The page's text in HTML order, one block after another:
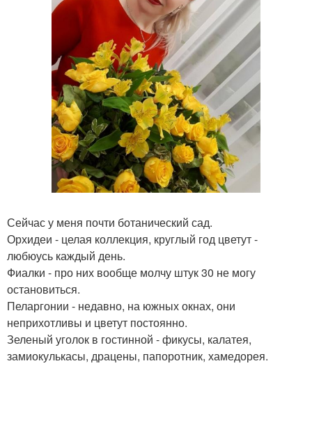
Сейчас у меня почти ботанический сад.
Орхидеи - целая коллекция, круглый год цветут -
любюусь каждый день.
Фиалки - про них вообще молчу штук 30 не могу
остановиться.
Пеларгонии - недавно, на южных окнах, они
неприхотливы и цветут постоянно.
Зеленый уголок в гостинной - фикусы, калатея,
замиокулькасы, драцены, папоротник, хамедорея.